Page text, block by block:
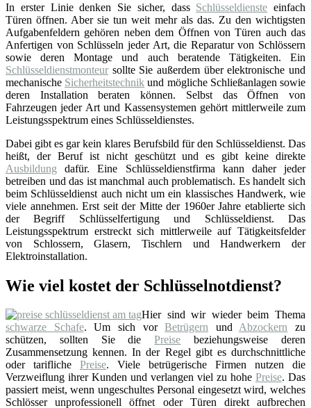
In erster Linie denken Sie sicher, dass Schlüsseldienste einfach
Türen öffnen. Aber sie tun weit mehr als das. Zu den wichtigsten
Aufgabenfeldern gehören neben dem Öffnen von Türen auch das
Anfertigen von Schlüsseln jeder Art, die Reparatur von Schlössern
sowie deren Montage und auch beratende Tätigkeiten. Ein
Schlüsseldienstmonteur sollte Sie außerdem über elektronische und
mechanische Sicherheitstechnik und mögliche Schließanlagen sowie
deren Installation beraten können. Selbst das Öffnen von
Fahrzeugen jeder Art und Kassensystemen gehört mittlerweile zum
Leistungsspektrum eines Schlüsseldienstes.
Dabei gibt es gar kein klares Berufsbild für den Schlüsseldienst. Das
heißt, der Beruf ist nicht geschützt und es gibt keine direkte
Ausbildung dafür. Eine Schlüsseldienstfirma kann daher jeder
betreiben und das ist manchmal auch problematisch. Es handelt sich
beim Schlüsseldienst auch nicht um ein klassisches Handwerk, wie
viele annehmen. Erst seit der Mitte der 1960er Jahre etablierte sich
der Begriff Schlüsselfertigung und Schlüsseldienst. Das
Leistungsspektrum erstreckt sich mittlerweile auf Tätigkeitsfelder
von Schlossern, Glasern, Tischlern und Handwerkern der
Elektroinstallation.
Wie viel kostet der Schlüsselnotdienst?
Hier sind wir wieder beim Thema
schwarze Schafe. Um sich vorBetrügern undAbzockern zu
schützen, sollten Sie diePreise beziehungsweise deren
Zusammensetzung kennen. In der Regel gibt es durchschnittliche
oder tarifliche Preise. Viele betrügerische Firmen nutzen die
Verzweiflung ihrer Kunden und verlangen viel zu hohe Preise. Das
passiert meist, wenn ungeschultes Personal eingesetzt wird, welches
Schlösser unprofessionell öffnet oder Türen direkt aufbrechen